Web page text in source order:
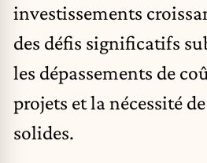
investissements
des défis significatifs
les dépassements de
projets et la nécessité
solides.